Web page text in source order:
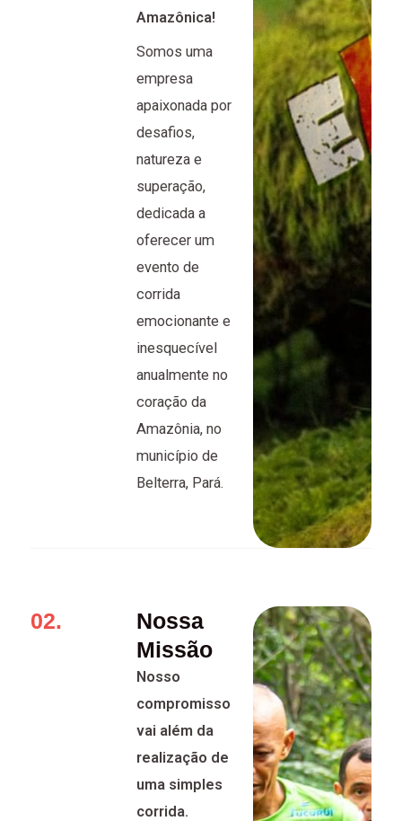
Amazônica!
Somos uma
empresa
apaixonada por
desafios,
natureza e
superação,
dedicada a
oferecer um
evento de
corrida
emocionante e
inesquecível
anualmente no
coração da
Amazônia, no
município de
Belterra, Pará.
02.
Nossa
Missão
Nosso
compromisso
vai além da
realização de
uma simples
corrida.